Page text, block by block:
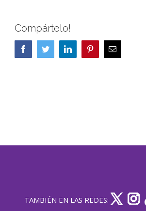
Compártelo!
FacebookTwitterLinkedIn PinterestCorreo
electrónico
TAMBIÉN EN LAS REDES: